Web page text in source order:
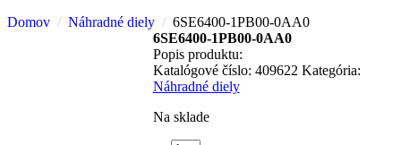
Domov
Náhradné diely
6SE6400-1PB00-0AA0
6SE6400-1PB00-0AA0
Popis produktu:
Katalógové číslo: 409622 Kategória:
Náhradné diely
Na sklade